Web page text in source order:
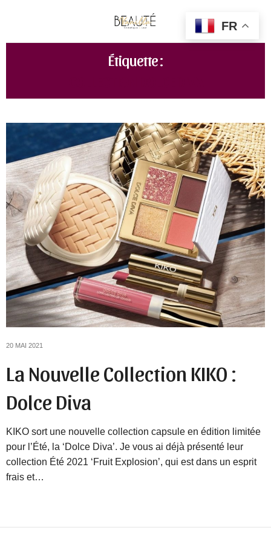
Étiquette :
20 MAI 2021
La Nouvelle Collection KIKO :
Dolce Diva
KIKO sort une nouvelle collection capsule en édition limitée
pour l’Été, la ‘Dolce Diva’. Je vous ai déjà présenté leur
collection Été 2021 ‘Fruit Explosion’, qui est dans un esprit
frais et…
FR